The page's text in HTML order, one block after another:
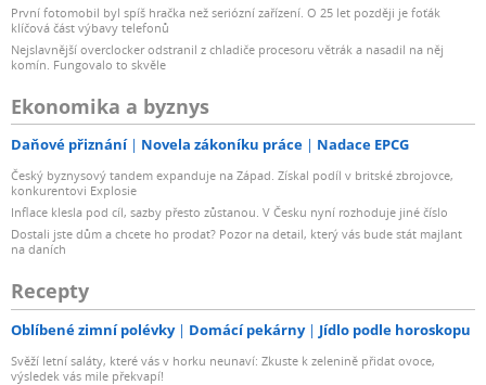
První fotomobil byl spíš hračka než seriózní zařízení. O 25 let později je foťák
klíčová část výbavy telefonů
Nejslavnější overclocker odstranil z chladiče procesoru větrák a nasadil na něj
komín. Fungovalo to skvěle
Ekonomika a byznys
Daňové přiznání Novela zákoníku práce Nadace EPCG
Český byznysový tandem expanduje na Západ. Získal podíl v britské zbrojovce,
konkurentovi Explosie
Inflace klesla pod cíl, sazby přesto zůstanou. V Česku nyní rozhoduje jiné číslo
Dostali jste dům a chcete ho prodat? Pozor na detail, který vás bude stát majlant
na daních
Recepty
Oblíbené zimní polévky Domácí pekárny Jídlo podle horoskopu
Svěží letní saláty, které vás v horku neunaví: Zkuste k zelenině přidat ovoce,
výsledek vás mile překvapí!